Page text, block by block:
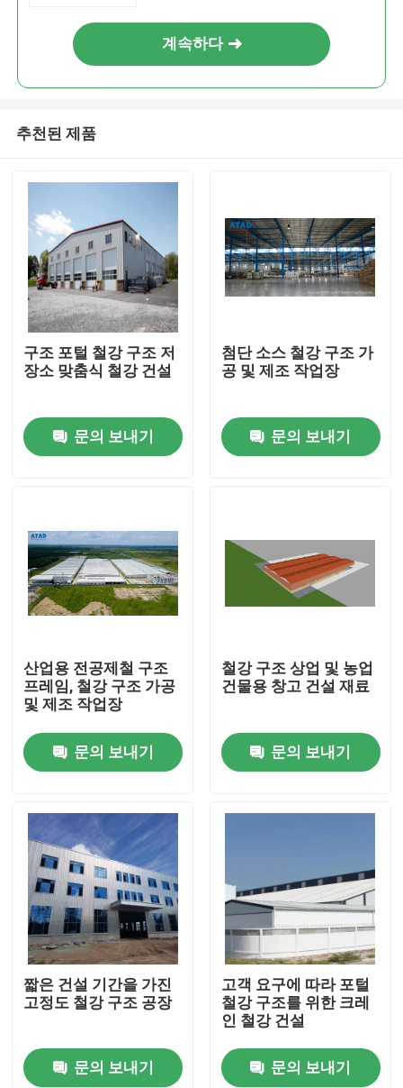
집
제품
동영상
우리에 대하여
품질 관리
인용문을 요구하세요
철골 구조물 저장소
가벼운 철골 구조물
계속하다
추천된 제품
구조 포털 철강 구조 저
장소 맞춤식 철강 건설
문의 보내기
첨단 소스 철강 구조 가
공 및 제조 작업장
문의 보내기
산업용 전공제철 구조
프레임, 철강 구조 가공
및 제조 작업장
문의 보내기
철강 구조 상업 및 농업
건물용 창고 건설 재료
문의 보내기
짧은 건설 기간을 가진
고정도 철강 구조 공장
문의 보내기
고객 요구에 따라 포털
철강 구조를 위한 크레
인 철강 건설
문의 보내기